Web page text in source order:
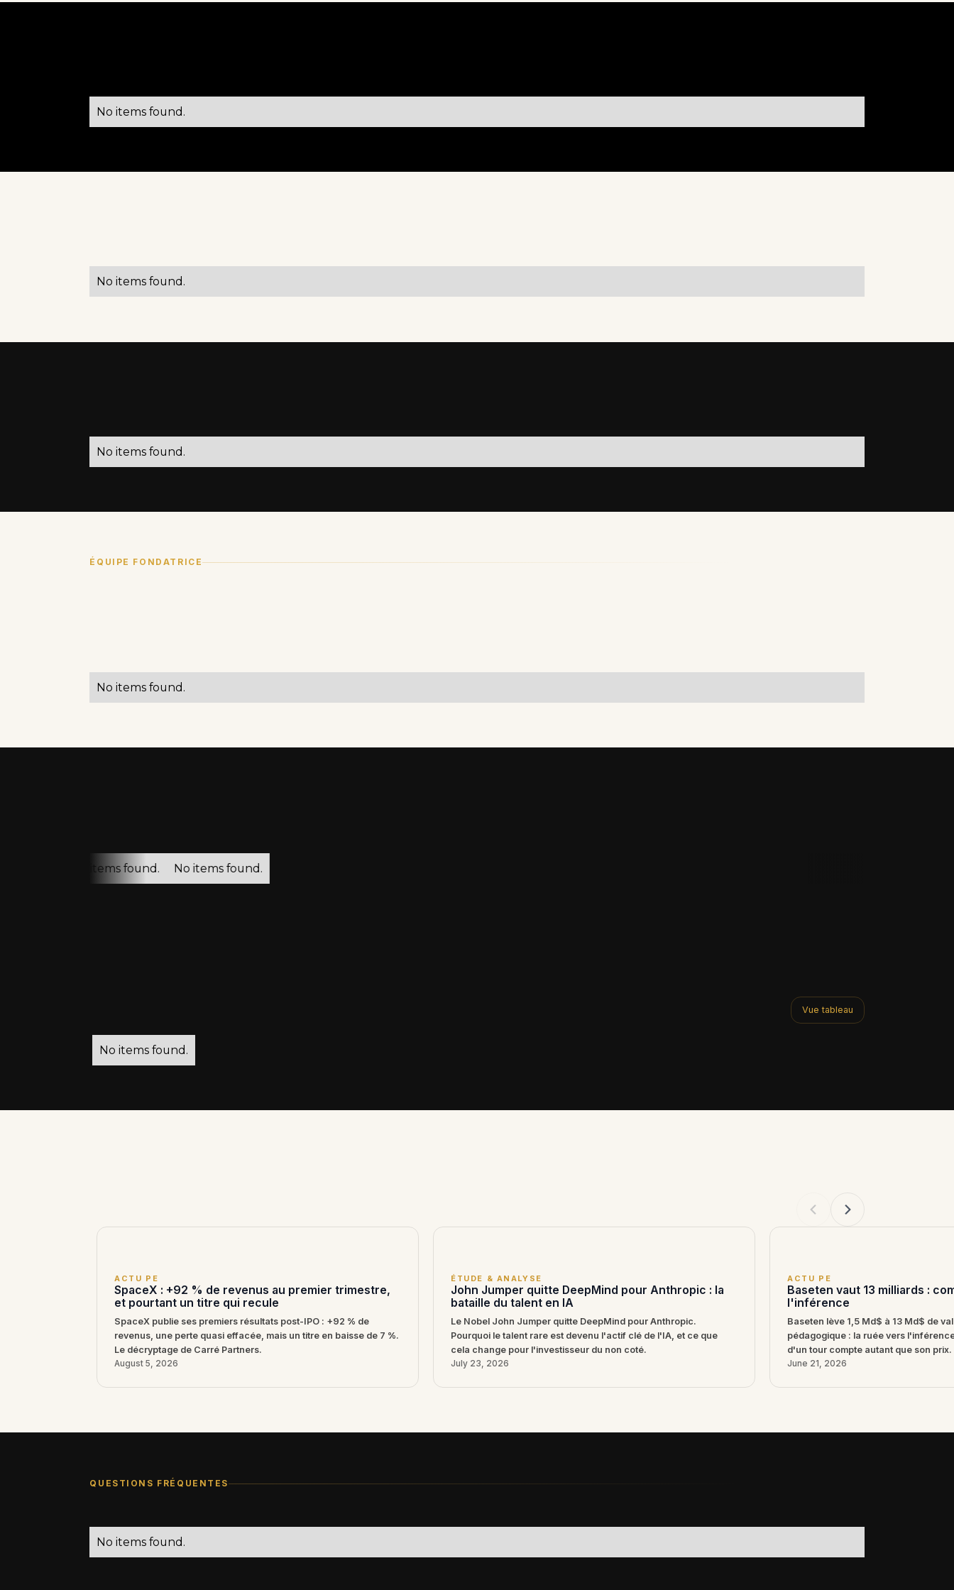
No items found.
No items found.
No items found.
ÉQUIPE FONDATRICE
No items found.
No items found. No items found.
Vue tableau
No items found.
ACTU PE
SpaceX : +92 % de revenus au premier trimestre,
et pourtant un titre qui recule
SpaceX publie ses premiers résultats post-IPO : +92 % de
revenus, une perte quasi effacée, mais un titre en baisse de 7 %.
Le décryptage de Carré Partners.
August 5, 2026
ÉTUDE & ANALYSE
John Jumper quitte DeepMind pour Anthropic : la
bataille du talent en IA
Le Nobel John Jumper quitte DeepMind pour Anthropic.
Pourquoi le talent rare est devenu l'actif clé de l'IA, et ce que
cela change pour l'investisseur du non coté.
July 23, 2026
ACTU PE
Baseten vaut 13 milliards :
l'inférence
Baseten lève 1,5 Md$ à 13 Md$ de
pédagogique : la ruée vers
d'un tour compte autant que son prix.
June 21, 2026
QUESTIONS FRÉQUENTES
No items found.